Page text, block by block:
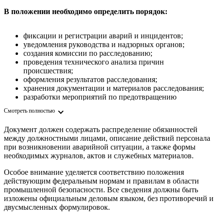
В положении необходимо определить порядок:
фиксации и регистрации аварий и инцидентов;
уведомления руководства и надзорных органов;
создания комиссии по расследованию;
проведения технического анализа причин
происшествия;
оформления результатов расследования;
хранения документации и материалов расследования;
разработки мероприятий по предотвращению
Смотреть полностью
Документ должен содержать распределение обязанностей
между должностными лицами, описание действий персонала
при возникновении аварийной ситуации, а также формы
необходимых журналов, актов и служебных материалов.
Особое внимание уделяется соответствию положения
действующим федеральным нормам и правилам в области
промышленной безопасности. Все сведения должны быть
изложены официальным деловым языком, без противоречий и
двусмысленных формулировок.